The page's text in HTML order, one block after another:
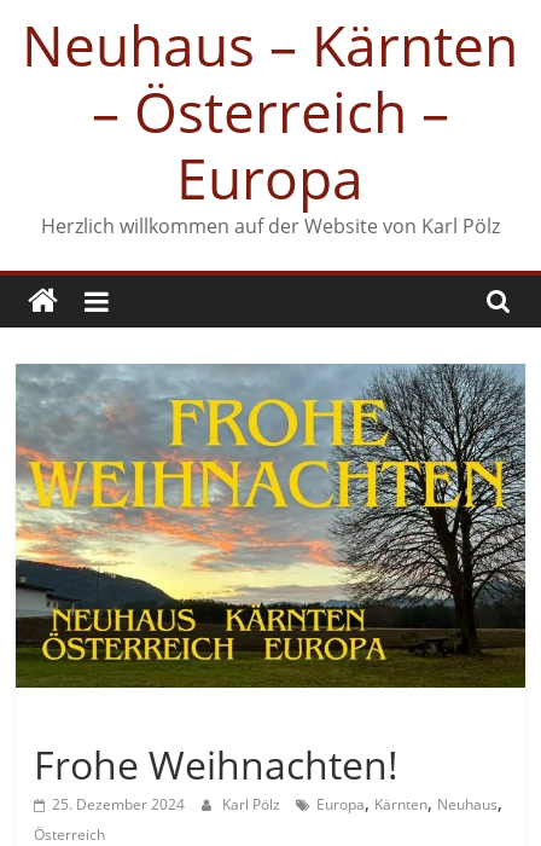
Inhalt
springen
Neuhaus – Kärnten
– Österreich –
Europa
Herzlich willkommen auf der Website von Karl Pölz
Frohe Weihnachten!
25. Dezember 2024 Karl Pölz Europa, Kärnten, Neuhaus,
Österreich